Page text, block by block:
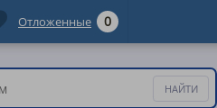
Отложенные 0